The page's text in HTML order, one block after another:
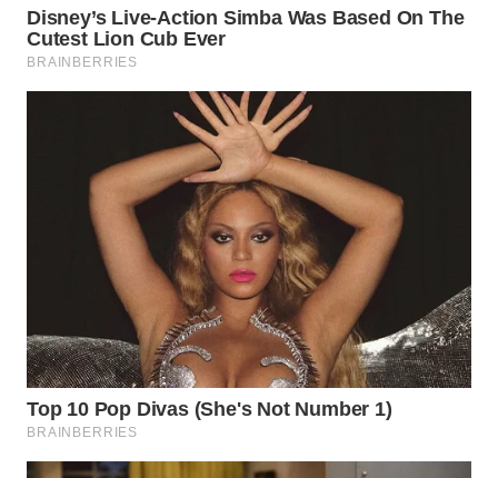
SUMEDANG
KEPULAUAN
SERIBU
TANGERANG
WN
BINJAI
WN
CIREBON